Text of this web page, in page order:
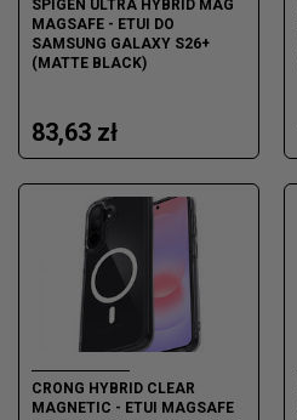
SPIGEN ULTRA HYBRID MAG
MAGSAFE - ETUI DO
SAMSUNG GALAXY S26+
(MATTE BLACK)
83,63 zł
CRONG HYBRID CLEAR
MAGNETIC - ETUI MAGSAFE